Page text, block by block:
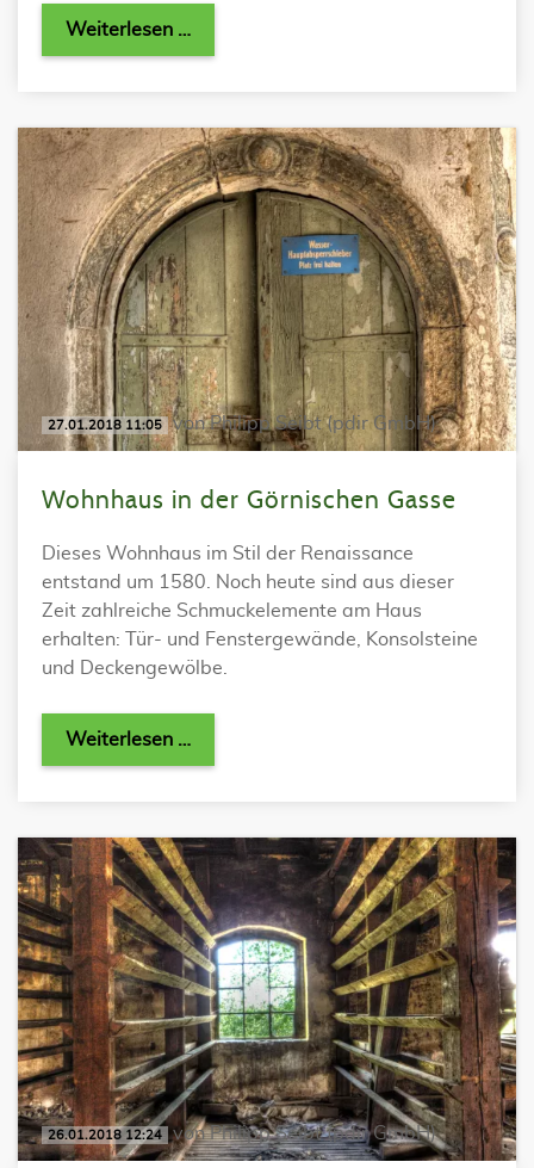
Weiterlesen …
27.01.2018 11:05 von Philipp Seibt (pdir GmbH)
Wohnhaus in der Görnischen Gasse
Dieses Wohnhaus im Stil der Renaissance
entstand um 1580. Noch heute sind aus dieser
Zeit zahlreiche Schmuckelemente am Haus
erhalten: Tür- und Fenstergewände, Konsolsteine
und Deckengewölbe.
Weiterlesen …
26.01.2018 12:24 von Philipp Seibt (pdir GmbH)